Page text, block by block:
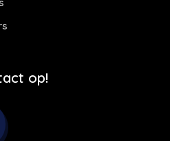
op!